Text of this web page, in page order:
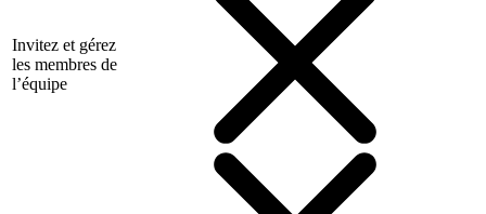
Invitez et gérez
les membres de
l’équipe